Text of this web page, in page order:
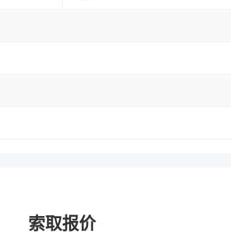
索取报价